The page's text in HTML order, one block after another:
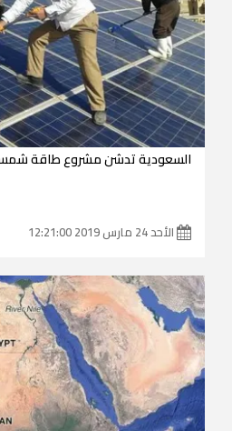
السعودية تدشن مشروع طاقة
الأحد 24 مارس 2019 12:21:00